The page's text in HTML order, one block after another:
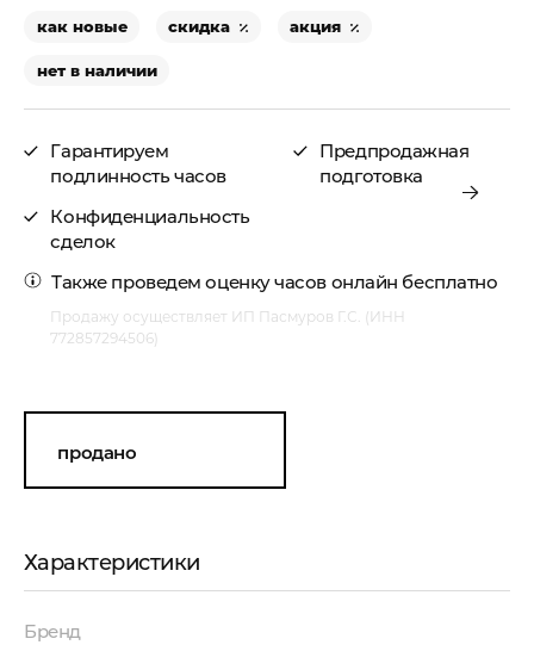
как новые скидка акция
нет в наличии
Гарантируем
подлинность часов
Конфиденциальность
сделок
Предпродажная
подготовка
Также проведемоценку часов онлайн бесплатно
Продажу осуществляет ИП Пасмуров Г.С. (ИНН
772857294506)
продано
Характеристики
Бренд